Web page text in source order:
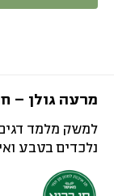
מרעה גולן –
למשק מלמד
נלכדים בטבע